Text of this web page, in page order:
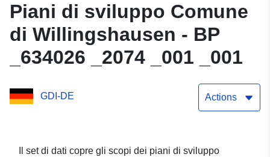
Piani di sviluppo Comune
di Willingshausen - BP
_634026 _2074 _001 _001
GDI-DE Actions
Il set di dati copre gli scopi dei piani di sviluppo